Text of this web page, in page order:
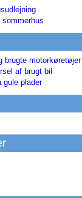
brugte motorkøretøjer
af brugt bil
gule plader